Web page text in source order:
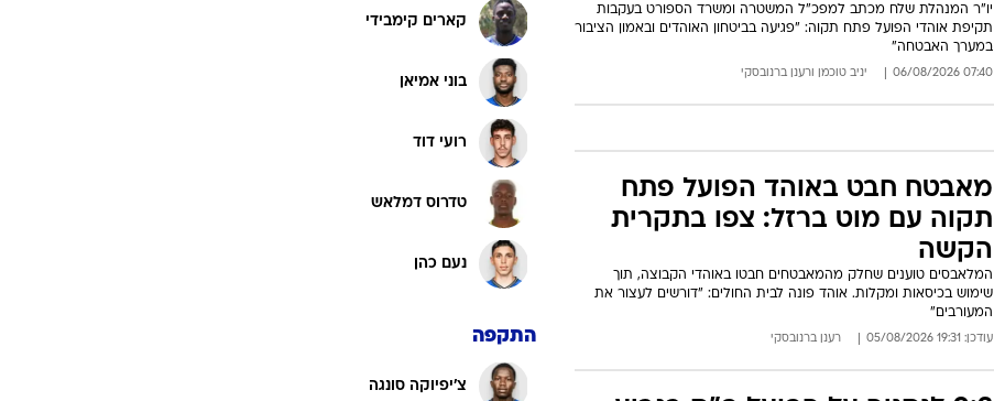
יו"ר המנהלת שלח מכתב למפכ"ל המשטרה ומשרד הספורט בעקבות
תקיפת אוהדי הפועל פתח תקוה: "פגיעה בביטחון האוהדים ובאמון הציבור
במערך האבטחה"
07:40 06/08/2026 יניב טוכמן רענן ברנובסקי
מאבטח חבט באוהד הפועל פתח
תקוה עם מוט ברזל: צפו בתקרית
הקשה
המלאבסים טוענים שחלק מהמאבטחים חבטו באוהדי הקבוצה, תוך
שימוש בכיסאות ומקלות. אוהד פונה לבית החולים: "דורשים לעצור את
המעורבים"
עודכן: 19:31 05/08/2026 רענן ברנובסקי
קארים קימבידי
בוני אמיאן
רועי דוד
טדרוס דמלאש
נעם כהן
התקפה
צ'יפיוקה סונגה